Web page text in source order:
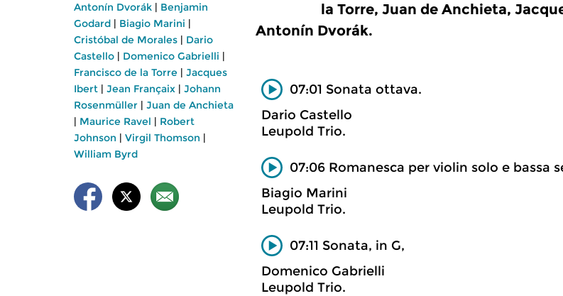
Antonín Dvorák | Benjamin
Godard | Biagio Marini |
Cristóbal de Morales | Dario
Castello | Domenico Gabrielli |
Francisco de la Torre | Jacques
Ibert | Jean Françaix | Johann
Rosenmüller | Juan de Anchieta
| Maurice Ravel | Robert
Johnson | Virgil Thomson |
William Byrd
la Torre, Juan de Anchieta,
Antonín Dvorák.
07:01 Sonata ottava.
Dario Castello
Leupold Trio.
07:06 Romanesca per violin solo e bassa
Biagio Marini
Leupold Trio.
07:11 Sonata, in G,
Domenico Gabrielli
Leupold Trio.